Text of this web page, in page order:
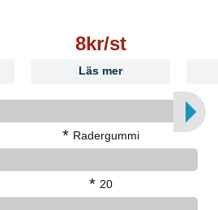
8kr/st
Läs mer
* Radergummi
* 20